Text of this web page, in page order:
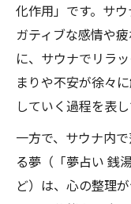
化作用」です。サ
ガティブな感情や
に、サウナでリラ
まりや不安が徐々
していく過程を表し
一方で、サウナ内
る夢（「夢占い 銭
ど）は、心の整理